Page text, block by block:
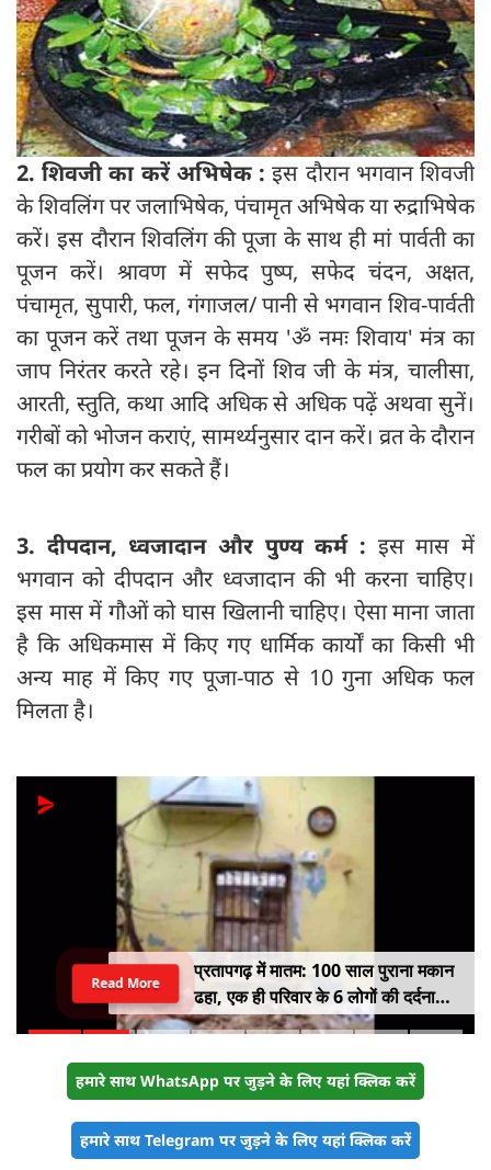
2. शिवजी का करें अभिषेक : इस दौरान भगवान शिवजी
के शिवलिंग पर जलाभिषेक, पंचामृत अभिषेक या रुद्राभिषेक
करें। इस दौरान शिवलिंग की पूजा के साथ ही मां पार्वती का
पूजन करें। श्रावण में सफेद पुष्प, सफेद चंदन, अक्षत,
पंचामृत, सुपारी, फल, गंगाजल/ पानी से भगवान शिव-पार्वती
का पूजन करें तथा पूजन के समय 'ॐ नमः शिवाय' मंत्र का
जाप निरंतर करते रहे। इन दिनों शिव जी के मंत्र, चालीसा,
आरती, स्तुति, कथा आदि अधिक से अधिक पढ़ें अथवा सुनें।
गरीबों को भोजन कराएं, सामर्थ्यनुसार दान करें। व्रत के दौरान
फल का प्रयोग कर सकते हैं।
3. दीपदान, ध्वजादान और पुण्य कर्म : इस मास में
भगवान को दीपदान और ध्वजादान की भी करना चाहिए।
इस मास में गौओं को घास खिलानी चाहिए। ऐसा माना जाता
है कि अधिकमास में किए गए धार्मिक कार्यों का किसी भी
अन्य माह में किए गए पूजा-पाठ से 10 गुना अधिक फल
मिलता है।
त्रेता युग सा अहसास! अनूठी है रात की
रोशनी में नहाई रामनगरी अयोध्या
Read More
हमारे साथ WhatsApp पर जुड़ने के लिए यहां क्लिक करें
हमारे साथ Telegram पर जुड़ने के लिए यहां क्लिक करें